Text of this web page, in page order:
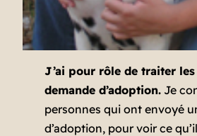
J’ai pour rôle de traiter
demande d’adoption.Je
personnes qui ont envoyé
d’adoption, pour voir ce